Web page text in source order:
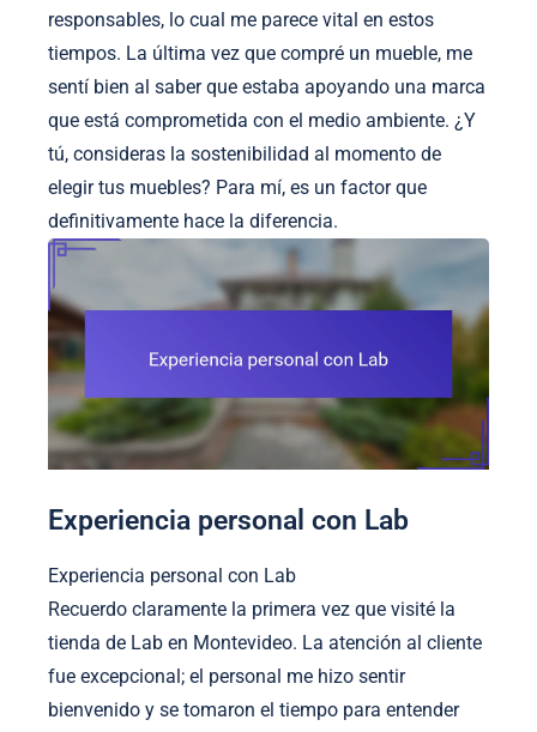
responsables, lo cual me parece vital en estos
tiempos. La última vez que compré un mueble, me
sentí bien al saber que estaba apoyando una marca
que está comprometida con el medio ambiente. ¿Y
tú, consideras la sostenibilidad al momento de
elegir tus muebles? Para mí, es un factor que
definitivamente hace la diferencia.
Experiencia personal con Lab
Experiencia personal con Lab
Recuerdo claramente la primera vez que visité la
tienda de Lab en Montevideo. La atención al cliente
fue excepcional; el personal me hizo sentir
bienvenido y se tomaron el tiempo para entender